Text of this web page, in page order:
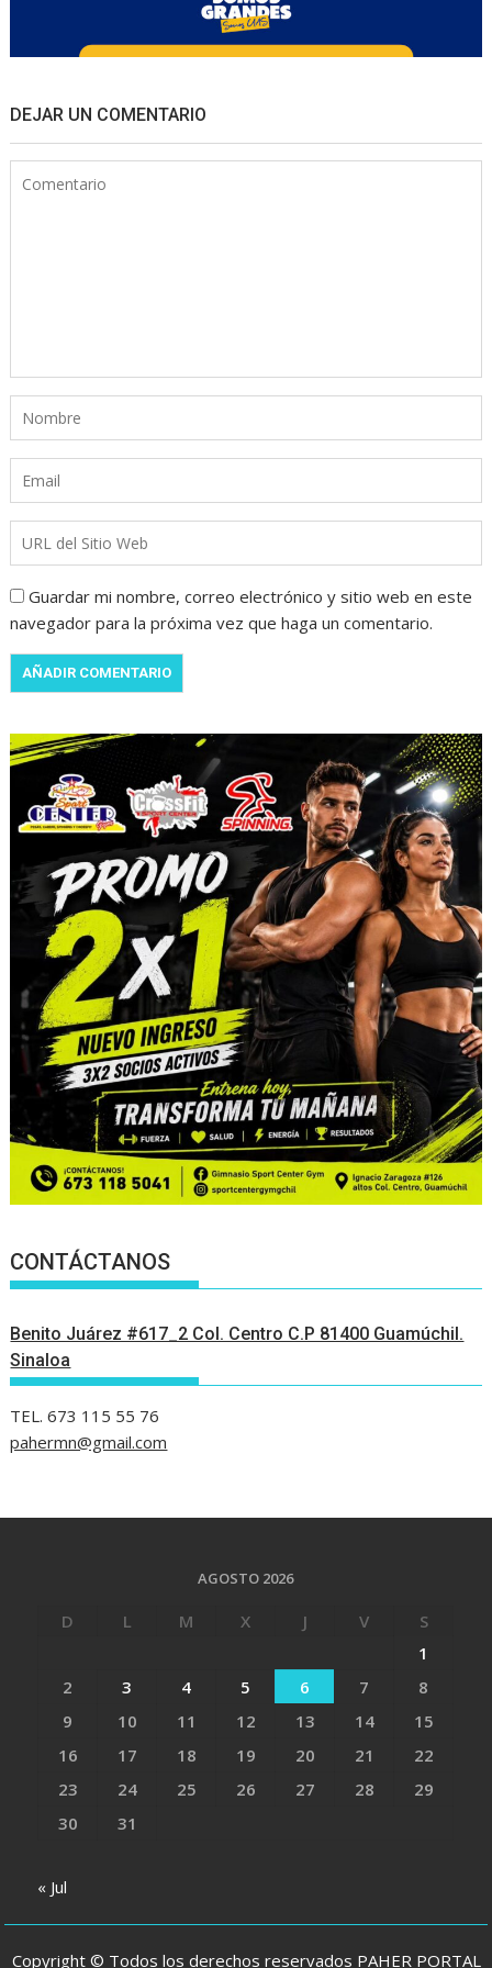
DEJAR UN COMENTARIO
Guardar mi nombre, correo electrónico y sitio web en este
navegador para la próxima vez que haga un comentario.
CONTÁCTANOS
Benito Juárez #617_2 Col. Centro C.P 81400 Guamúchil.
Sinaloa
TEL. 673 115 55 76
pahermn@gmail.com
AGOSTO 2026
D L M X J V
S
1
2
3 4 5 6 7
8
9
10 11 12 13 14
15
16
17 18 19 20 21
22
23
24 25 26 27 28
29
30
31
« Jul
Copyright © Todos los derechos reservados PAHER PORTAL